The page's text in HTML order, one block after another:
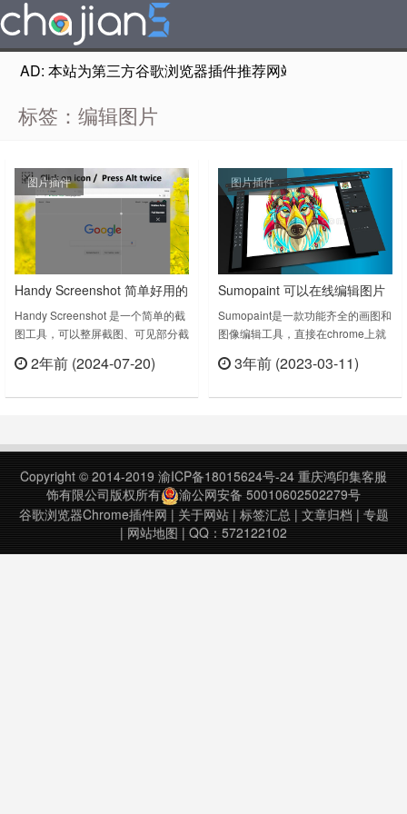
AD: 本站为第三方谷歌浏览器插件推荐网站，非Google
标签：编辑图片
图片插件
Handy Screenshot 简单好用的
截图插件 支持编辑图片
Handy Screenshot 是一个简单的截
图工具，可以整屏截图、可见部分截
更方便，支持对截图的图片编辑。
2年前 (2024-07-20)
图片插件
Sumopaint 可以在线编辑图片
的工具
Sumopaint是一款功能齐全的画图和
图像编辑工具，直接在chrome上就
PS的图层设计，方便你做一些常规
渐变倒角等等工具，如果有兴趣的
– Online Image Ed……
3年前 (2023-03-11)
Copyright © 2014-2019 渝ICP备18015624号-24 重庆鸿印集客服
饰有限公司版权所有
渝公网安备 50010602502279号
谷歌浏览器Chrome插件网 | 关于网站| 标签汇总| 文章归档 | 专题
| 网站地图 | QQ：572122102